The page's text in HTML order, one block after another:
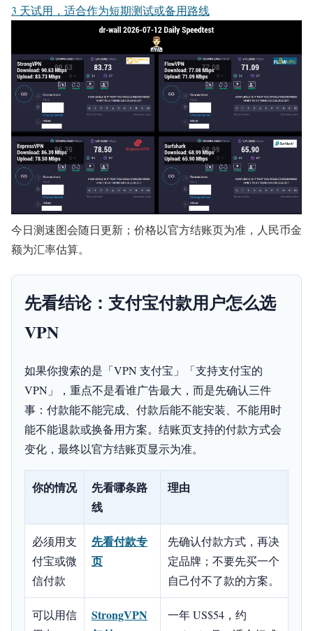
3 天试用，适合作为短期测试或备用路线
今日测速图会随日更新；价格以官方结账页为准，人民币金
额为汇率估算。
先看结论：支付宝付款用户怎么选
VPN
如果你搜索的是「VPN 支付宝」「支持支付宝的
VPN」，重点不是看谁广告最大，而是先确认三件
事：付款能不能完成、付款后能不能安装、不能用时
能不能退款或换备用方案。结账页支持的付款方式会
变化，最终以官方结账页显示为准。
你的情况
先看哪条路
线
理由
必须用支
付宝或微
信付款
先看付款专
页
先确认付款方式，再决
定品牌；不要先买一个
自己付不了款的方案。
可以用信
StrongVPN
一年 US$54，约